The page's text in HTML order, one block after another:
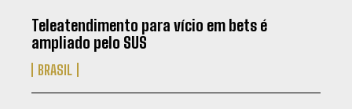
Teleatendimento para vício em bets é
ampliado pelo SUS
BRASIL